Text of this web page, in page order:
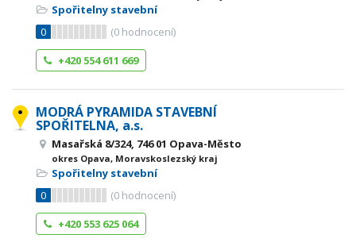
Spořitelny stavební
0
(0 hodnocení)
+420 554 611 669
MODRÁ PYRAMIDA STAVEBNÍ
SPOŘITELNA, a.s.
Masařská 8/324, 746 01 Opava-Město
okres Opava, Moravskoslezský kraj
Spořitelny stavební
0
(0 hodnocení)
+420 553 625 064